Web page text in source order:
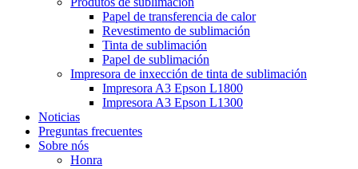
Papel de transferencia de calor
Revestimento de sublimación
Tinta de sublimación
Papel de sublimación
Impresora de inxección de tinta de sublimación
Impresora A3 Epson L1800
Impresora A3 Epson L1300
Noticias
Preguntas frecuentes
Sobre nós
Honra